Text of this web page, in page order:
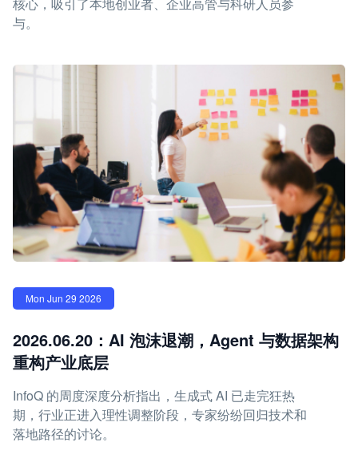
与。
Mon Jun 29 2026
2026.06.20：AI 泡沫退潮，Agent 与数据架构
重构产业底层
InfoQ 的周度深度分析指出，生成式 AI 已走完狂热
期，行业正进入理性调整阶段，专家纷纷回归技术和
落地路径的讨论。